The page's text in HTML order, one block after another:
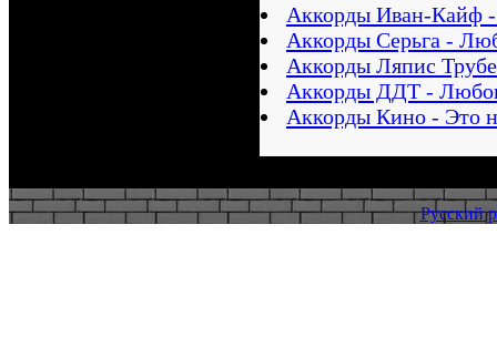
Аккорды Иван-Кайф -
Аккорды Серьга -
Аккорды Ляпис
Аккорды ДДТ -
Аккорды Кино - Это
Русский